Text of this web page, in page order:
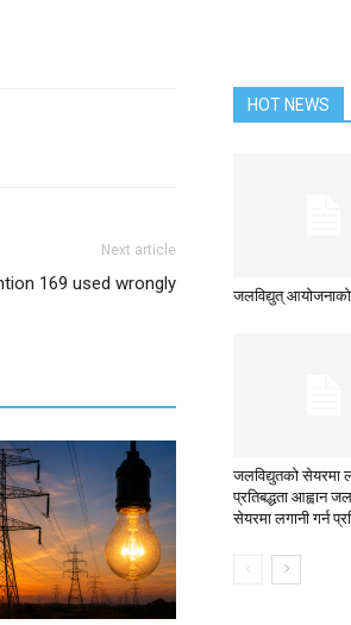
Next article
169 used wrongly
HOT NEWS
जलविद्युत्
जलविद्युतको सेयरमा
प्रतिबद्धता आह्वान
सेयरमा लगानी गर्न